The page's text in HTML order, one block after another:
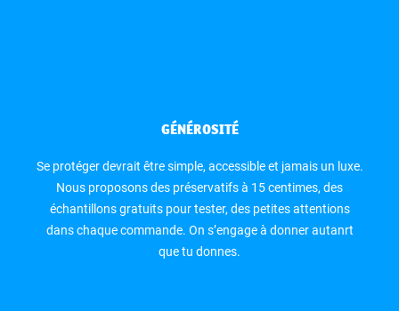
GÉNÉROSITÉ
Se protéger devrait être simple, accessible et jamais un luxe.
Nous proposons des préservatifs à 15 centimes, des
échantillons gratuits pour tester, des petites attentions
dans chaque commande. On s’engage à donner autanrt
que tu donnes.